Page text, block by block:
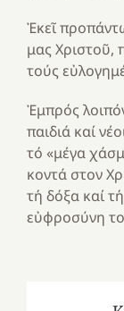
Ἐκεῖ
μας Χριστοῦ,
τούς
Ἐμπρός
παιδιά καί
τό «μέγα
κοντά στον
τή δόξα καί
εὐφροσύνη